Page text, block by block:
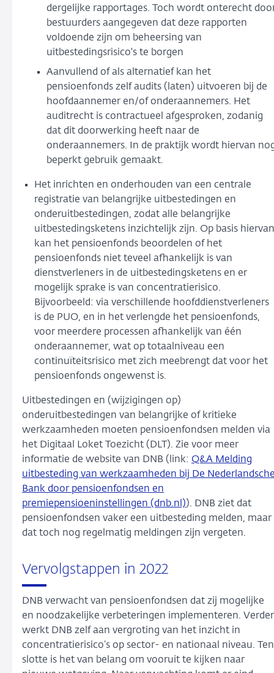
dergelijke rapportages. Toch wordt onterecht
bestuurders aangegeven dat deze rapporten
voldoende zijn om beheersing van
uitbestedingsrisico's te borgen
Aanvullend of als alternatief kan het
pensioenfonds zelf audits (laten) uitvoeren bij de
hoofdaannemer en/of onderaannemers. Het
auditrecht is contractueel afgesproken, zodanig
dat dit doorwerking heeft naar de
onderaannemers. In de praktijk wordt hiervan
beperkt gebruik gemaakt.
Het inrichten en onderhouden van een centrale
registratie van belangrijke uitbestedingen en
onderuitbestedingen, zodat alle belangrijke
uitbestedingsketens inzichtelijk zijn. Op basis hiervan
kan het pensioenfonds beoordelen of het
pensioenfonds niet teveel afhankelijk is van
dienstverleners in de uitbestedingsketens en er
mogelijk sprake is van concentratierisico.
Bijvoorbeeld: via verschillende hoofddienstverleners
is de PUO, en in het verlengde het pensioenfonds,
voor meerdere processen afhankelijk van één
onderaannemer, wat op totaalniveau een
continuïteitsrisico met zich meebrengt dat voor het
pensioenfonds ongewenst is.
Uitbestedingen en (wijzigingen op)
onderuitbestedingen van belangrijke of kritieke
werkzaamheden moeten pensioenfondsen melden via
het Digitaal Loket Toezicht (DLT). Zie voor meer
informatie de website van DNB (link: Q&A Melding
uitbesteding van werkzaamheden bij De
Bank door pensioenfondsen en
premiepensioeninstellingen (dnb.nl)). DNB ziet dat
pensioenfondsen vaker een uitbesteding melden, maar
dat toch nog regelmatig meldingen zijn vergeten.
Vervolgstappen in 2022
DNB verwacht van pensioenfondsen dat zij mogelijke
en noodzakelijke verbeteringen implementeren. Verder
werkt DNB zelf aan vergroting van het inzicht in
concentratierisico’s op sector- en nationaal niveau. Ten
slotte is het van belang om vooruit te kijken naar